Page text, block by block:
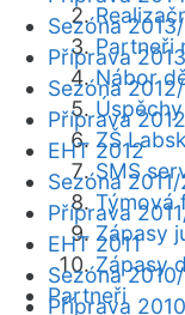
Partneři
Nábor
ZŠ
SMS
Týmová
Zápasy
Zápasy
Partneři
Sezóna
Příprava
Sezóna
Příprava
EHT 2012
Sezóna
Příprava
EHT 2011
Sezóna
Příprava